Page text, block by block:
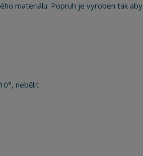
materiálu. Popruh je vyroben tak aby
nebělit